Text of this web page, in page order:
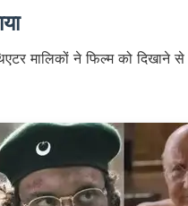
मालिकों ने फिल्म को दिखाने से